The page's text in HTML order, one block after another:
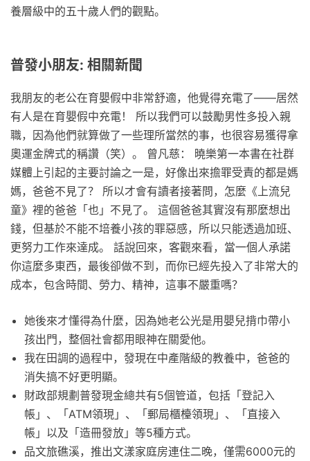
養層級中的五十歲人們的觀點。
普發小朋友: 相關新聞
我朋友的老公在育嬰假中非常舒適，他覺得充電了——居然
有人是在育嬰假中充電！ 所以我們可以鼓勵男性多投入親
職，因為他們就算做了一些理所當然的事，也很容易獲得拿
奧運金牌式的稱讚（笑）。 曾凡慈： 曉樂第一本書在社群
媒體上引起的主要討論之一是，好像出來擔罪受責的都是媽
媽，爸爸不見了？ 所以才會有讀者接著問，怎麼《上流兒
童》裡的爸爸「也」不見了。 這個爸爸其實沒有那麼想出
錢，但基於不能不培養小孩的罪惡感，所以只能透過加班、
更努力工作來達成。 話說回來，客觀來看，當一個人承諾
你這麼多東西，最後卻做不到，而你已經先投入了非常大的
成本，包含時間、勞力、精神，這事不嚴重嗎？
她後來才懂得為什麼，因為她老公光是用嬰兒揹巾帶小
孩出門，整個社會都用眼神在關愛他。
我在田調的過程中，發現在中產階級的教養中，爸爸的
消失搞不好更明顯。
財政部規劃普發現金總共有5個管道，包括「登記入
帳」、「ATM領現」、「郵局櫃檯領現」、「直接入
帳」以及「造冊發放」等5種方式。
品文旅礁溪，推出文漾家庭房連住二晚，僅需6000元的